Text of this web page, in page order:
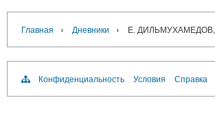
Главная › Дневники › Е.
Конфиденциальность Условия Справка